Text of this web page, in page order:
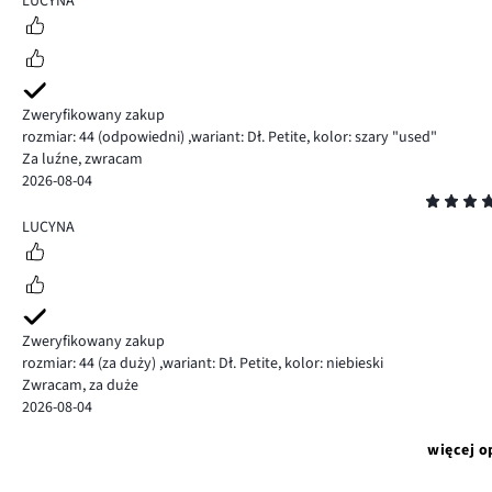
Zweryfikowany zakup
rozmiar: 44 (odpowiedni) ,wariant: Dł. Petite, kolor: szary "used"
Za luźne, zwracam
2026-08-04
5LUCYNA
Zweryfikowany zakup
rozmiar: 44 (za duży) ,wariant: Dł. Petite, kolor: niebieski
Zwracam, za duże
2026-08-04
więcej